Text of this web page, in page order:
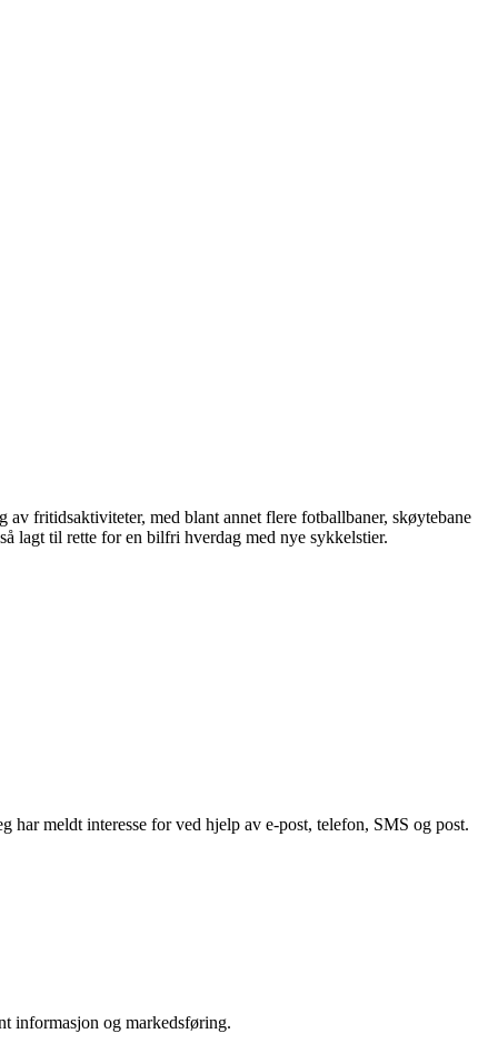
fritidsaktiviteter, med blant annet flere fotballbaner, skøytebane
lagt til rette for en bilfri hverdag med nye sykkelstier.
meldt interesse for ved hjelp av e-post, telefon, SMS og post.
informasjon og markedsføring.